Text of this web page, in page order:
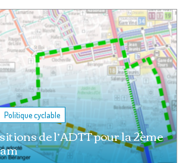
Politique cyclable
de l’ADTT pour la 2ème